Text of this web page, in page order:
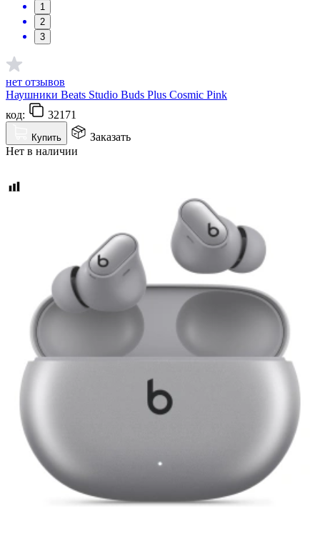
1
2
3
нет отзывов
Наушники Beats Studio Buds Plus Cosmic Pink
код:
32171
Купить
Заказать
Нет в наличии